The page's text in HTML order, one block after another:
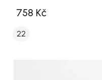
758 Kč
22